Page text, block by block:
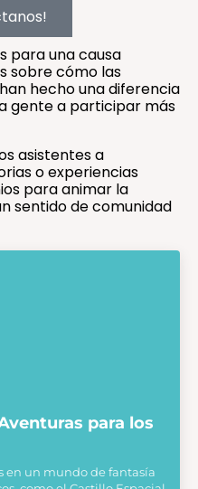
para una causa
sobre cómo las
hecho una diferencia
gente a participar más
asistentes a
o experiencias
para animar la
sentido de comunidad
para los
en un mundo de fantasía